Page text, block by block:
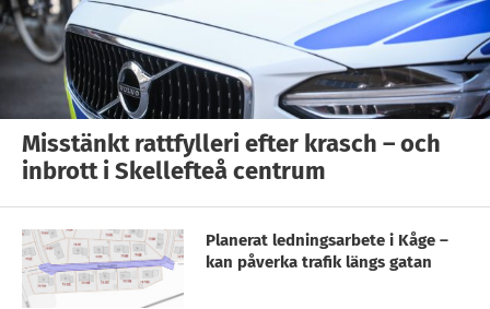
Misstänkt rattfylleri efter krasch – och
inbrott i Skellefteå centrum
Planerat ledningsarbete i Kåge –
kan påverka trafik längs gatan